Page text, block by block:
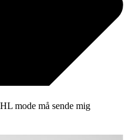
mode må sende mig